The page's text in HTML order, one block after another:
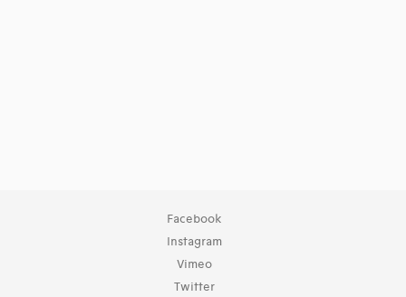
Facebook
Instagram
Vimeo
Twitter